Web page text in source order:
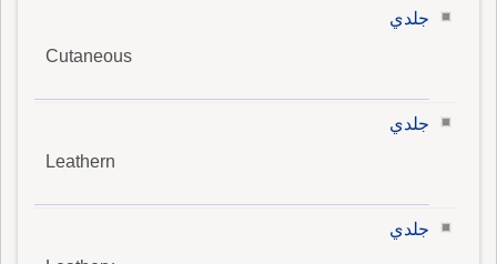
جلدي
Cutaneous
جلدي
Leathern
جلدي